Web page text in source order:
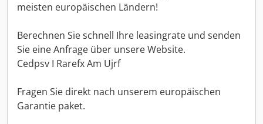
meisten europäischen Ländern!
Berechnen Sie schnell Ihre leasingrate und senden
Sie eine Anfrage über unsere Website.
Cedpsv I Rarefx Am Ujrf
Fragen Sie direkt nach unserem europäischen
Garantie paket.